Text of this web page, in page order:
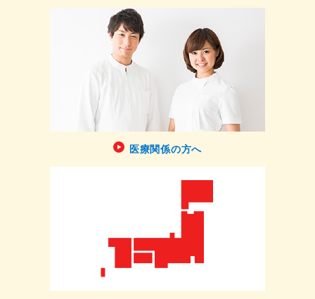
医療関係の方へ